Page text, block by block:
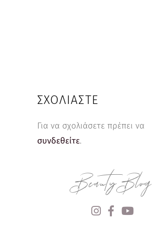
ΣΧΟΛΙΆΣΤΕ
Για να σχολιάσετε πρέπει να
συνδεθείτε.
Beauty Blog